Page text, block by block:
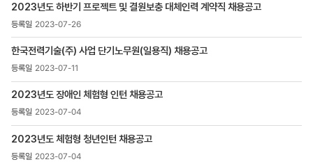
첨부파일
,
조회수
2023년도 하반기 프로젝트 및 결원보충 대체인력 계약직 채용공고
2023-07-26
한국전력기술(주) 사업 단기노무원(일용직) 채용공고
2023-07-11
2023년도 장애인 체험형 인턴 채용공고
2023-07-04
2023년도 체험형 청년인턴 채용공고
2023-07-04